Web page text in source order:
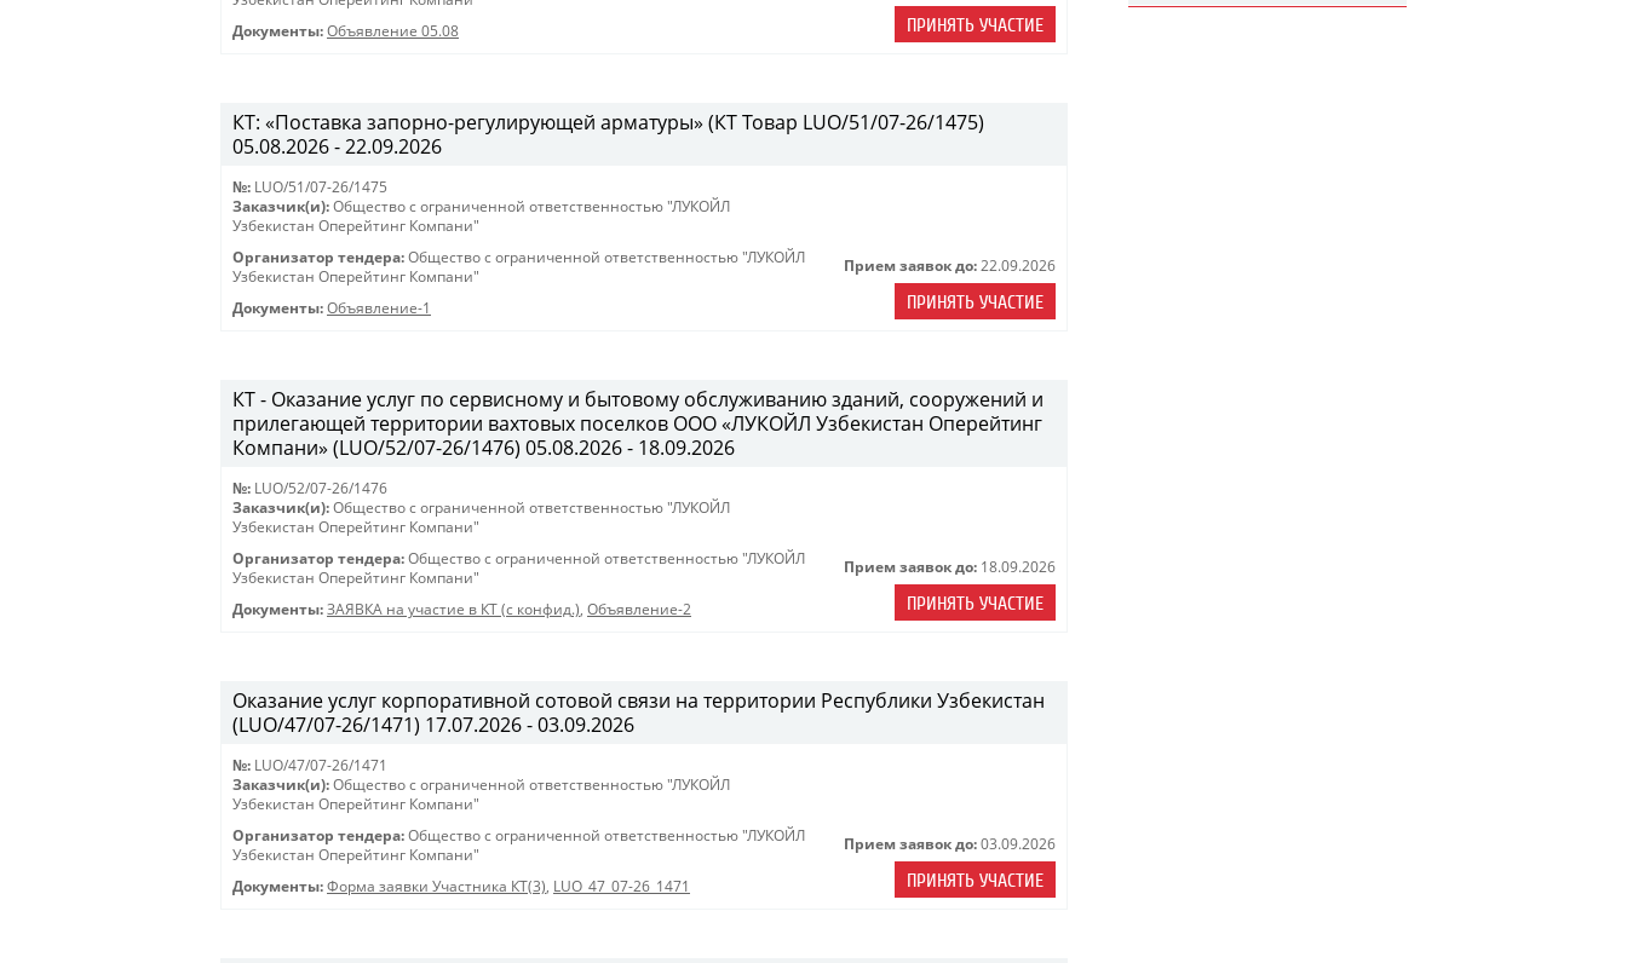
Документы: Объявление 05.08 ПРИНЯТЬ УЧАСТИЕ
КТ: «Поставка запорно-регулирующей арматуры» (КТ Товар LUO/51/07-26/1475)
05.08.2026 - 22.09.2026
№: LUO/51/07-26/1475
Заказчик(и): Общество с ограниченной ответственностью "ЛУКОЙЛ
Узбекистан Оперейтинг Компани"
Организатор тендера: Общество с ограниченной ответственностью "ЛУКОЙЛ
Узбекистан Оперейтинг Компани"
Документы: Объявление-1
Прием заявок до: 22.09.2026
ПРИНЯТЬ УЧАСТИЕ
КТ - Оказание услуг по сервисному и бытовому обслуживанию зданий, сооружений и
прилегающей территории вахтовых поселков ООО «ЛУКОЙЛ Узбекистан Оперейтинг
Компани» (LUO/52/07-26/1476) 05.08.2026 - 18.09.2026
№: LUO/52/07-26/1476
Заказчик(и): Общество с ограниченной ответственностью "ЛУКОЙЛ
Узбекистан Оперейтинг Компани"
Организатор тендера: Общество с ограниченной ответственностью "ЛУКОЙЛ
Узбекистан Оперейтинг Компани"
Документы: ЗАЯВКА на участие в КТ (с конфид.), Объявление-2
Прием заявок до: 18.09.2026
ПРИНЯТЬ УЧАСТИЕ
Оказание услуг корпоративной сотовой связи на территории Республики Узбекистан
(LUO/47/07-26/1471) 17.07.2026 - 03.09.2026
№: LUO/47/07-26/1471
Заказчик(и): Общество с ограниченной ответственностью "ЛУКОЙЛ
Узбекистан Оперейтинг Компани"
Организатор тендера: Общество с ограниченной ответственностью "ЛУКОЙЛ
Узбекистан Оперейтинг Компани"
Документы: Форма заявки Участника КТ(3), LUO_47_07-26_1471
Прием заявок до: 03.09.2026
ПРИНЯТЬ УЧАСТИЕ